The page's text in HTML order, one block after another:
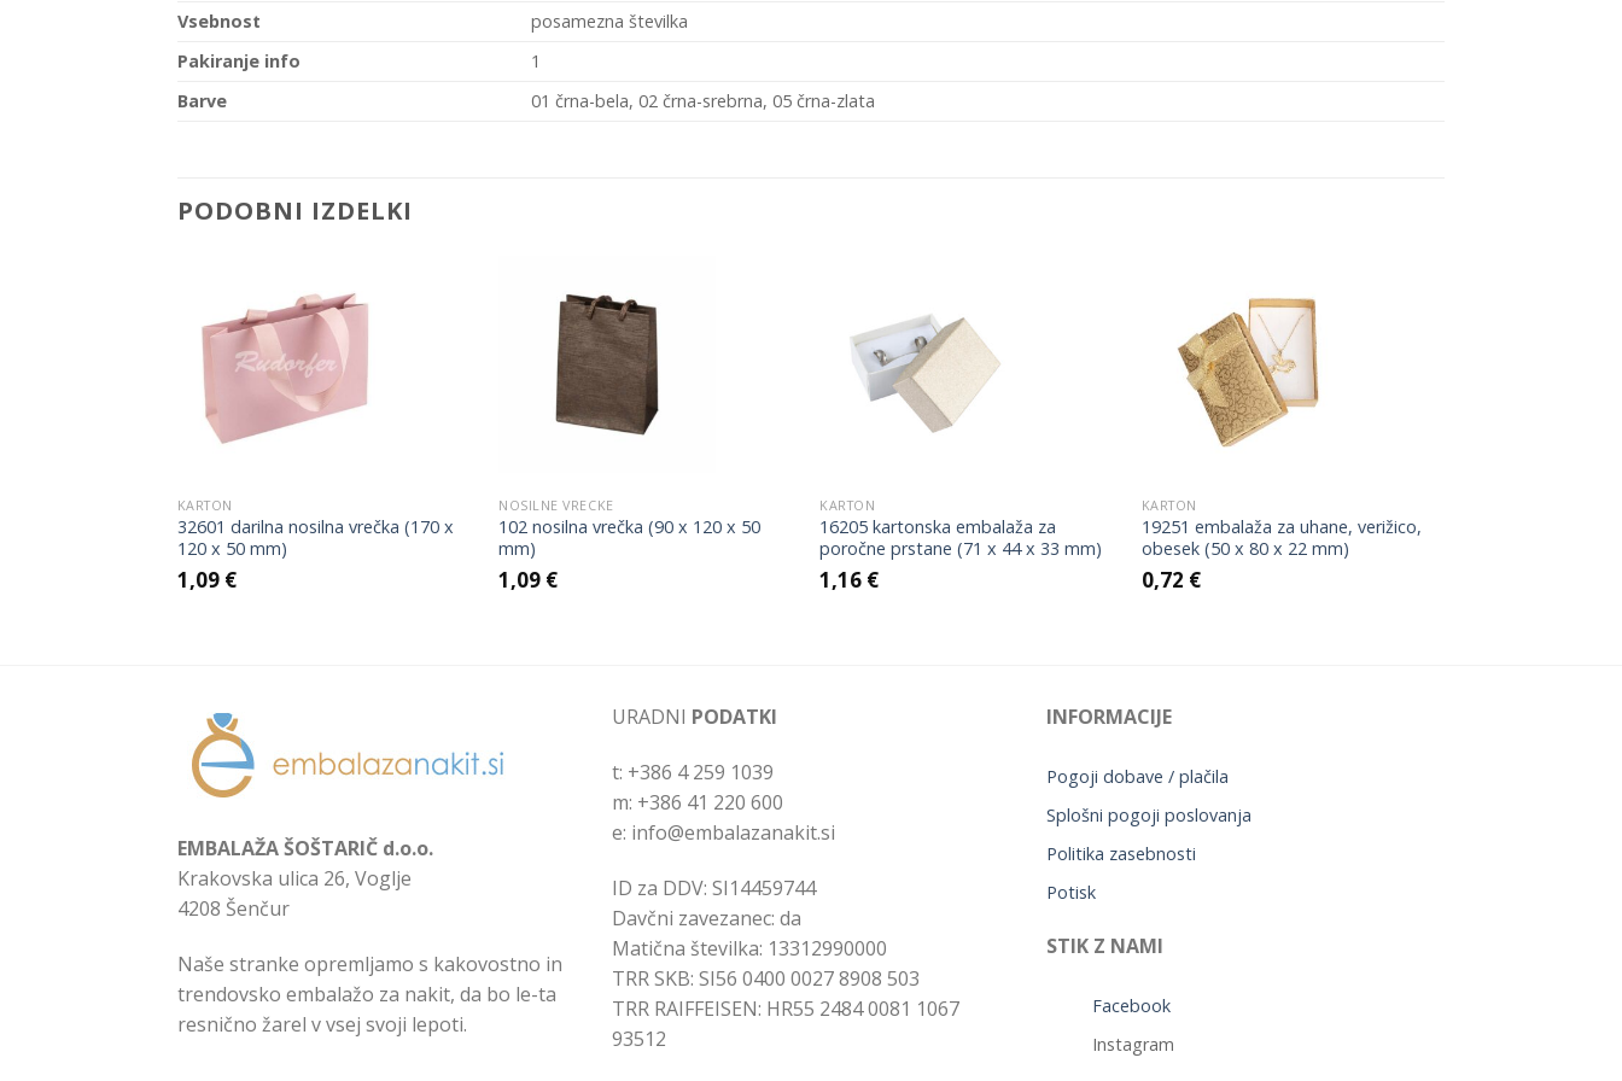
Vsebnost
posamezna številka
Pakiranje info
1
Barve
01 črna-bela, 02 črna-srebrna, 05 črna-zlata
PODOBNI IZDELKI
KARTON
32601 darilna nosilna vrečka (170 x
120 x 50 mm)
1,09 €
NOSILNE VRECKE
102 nosilna vrečka (90 x 120 x 50
mm)
1,09 €
KARTON
16205 kartonska embalaža za
poročne prstane (71 x 44 x 33 mm)
1,16 €
KARTON
19251 embalaža za uhane, verižico,
obesek (50 x 80 x 22 mm)
0,72 €
EMBALAŽA ŠOŠTARIČ d.o.o.
Krakovska ulica 26, Voglje
4208 Šenčur
Naše stranke opremljamo s kakovostno in
trendovsko embalažo za nakit, da bo le-ta
resnično žarel v vsej svoji lepoti.
URADNI PODATKI
t: +386 4 259 1039
m: +386 41 220 600
e: info@embalazanakit.si
ID za DDV: SI14459744
Davčni zavezanec: da
Matična številka: 13312990000
TRR SKB: SI56 0400 0027 8908 503
TRR RAIFFEISEN: HR55 2484 0081 1067
93512
INFORMACIJE
Pogoji dobave / plačila
Splošni pogoji poslovanja
Politika zasebnosti
Potisk
STIK Z NAMI
Facebook
Instagram